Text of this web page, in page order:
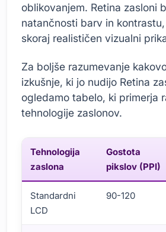
oblikovanjem. Retina zasloni
natančnosti barv in
skoraj realističen vizualni
Za boljše razumevanje
izkušnje, ki jo nudijo Retina
ogledamo tabelo, ki primerja
tehnologije zaslonov.
Tehnologija
zaslona
Gostota
pikslov (PPI)
Standardni
LCD
90-120